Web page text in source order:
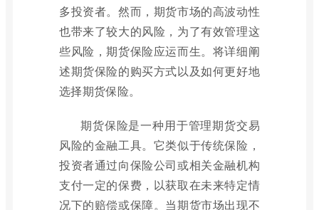
多投资者。然而，期货市场的高波动性
也带来了较大的风险，为了有效管理这
些风险，期货保险应运而生。将详细阐
述期货保险的购买方式以及如何更好地
选择期货保险。
期货保险是一种用于管理期货交易
风险的金融工具。它类似于传统保险，
投资者通过向保险公司或相关金融机构
支付一定的保费，以获取在未来特定情
况下的赔偿或保障。当期货市场出现不